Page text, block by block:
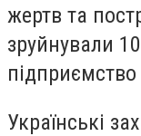
жертв та
зруйнували
підприємство
Українські